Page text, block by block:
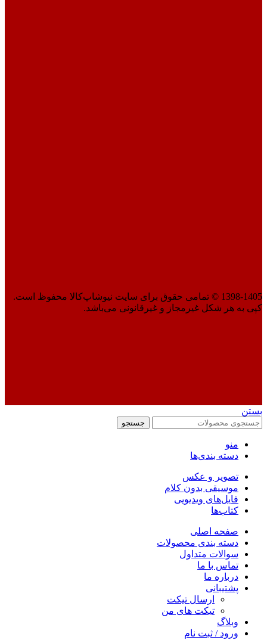
1398-1405 © تمامی حقوق برای سایت نیوشاپ‌کالا محفوظ است.
کپی به هر شکل غیرمجاز و غیرقانونی می‌باشد.
بستن
جستجو
منو
دسته بندی‌ها
تصویر و عکس
موسیقی بدون کلام
فایل‌های ویدیویی
کتاب‌ها
صفحه اصلی
دسته بندی محصولات
سوالات متداول
تماس با ما
درباره ما
پشتیبانی
ارسال تیکت
تیکت های من
وبلاگ
ورود / ثبت نام